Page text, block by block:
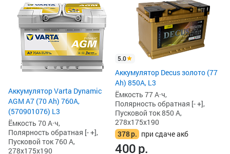
Аккумулятор Varta Dynamic
AGM A7 (70 Ah) 760A,
(570901076) L3
Ёмкость 70 А·ч,
Полярность обратная [- +],
Пусковой ток 760 А,
278x175x190
5.0
Аккумулятор Decus золото (77
Ah) 850А, L3
Ёмкость 77 А·ч,
Полярность обратная [- +],
Пусковой ток 850 А,
278x175x190
378р. при сдаче акб
400р.